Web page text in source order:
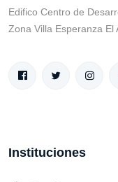
Edifico Centro de
Zona Villa Esperanza El
Instituciones